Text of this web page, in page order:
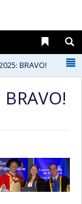
Liens
BRAVO!